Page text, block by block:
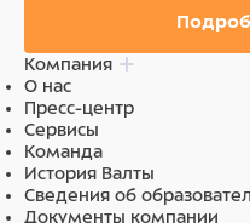
Вода, цетеариловый
цетримония хлорид,
феноксиэтанол, парфюм
этилгексилглицерин,
Компания
О нас
Пресс-центр
Сервисы
Команда
История Валты
Сведения об
Документы компании